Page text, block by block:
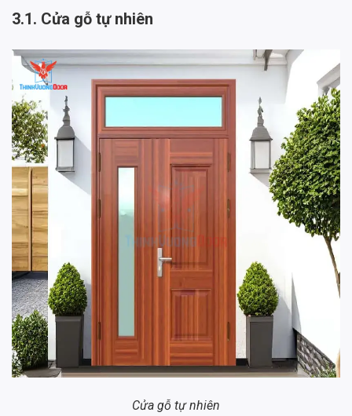
3.1. Cửa gỗ tự nhiên
Cửa gỗ tự nhiên